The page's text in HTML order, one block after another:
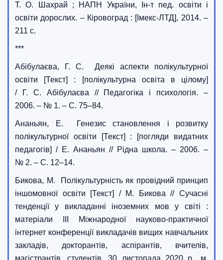
Т. О. Шахрай ; НАПН України, Ін-т пед. освіти і
освіти дорослих. – Кіровоград : [Імекс-ЛТД], 2014. –
211 с.
***
Абібулаєва, Г. С. Деякі аспекти полікультурної
освіти [Текст] : [полікультурна освіта в цілому]
/ Г. С. Абібулаєва // Педагогіка і психологія. –
2006. – № 1. – С. 75–84.
Ананьян, Е. Генезис становлення і розвитку
полікультурної освіти [Текст] : [погляди видатних
педагогів] / Е. Ананьян // Рідна школа. – 2006. –
№ 2. – С. 12–14.
Бикова, М. Полікультурність як провідний принцип
іншомовної освіти [Текст] / М. Бикова // Сучасні
тенденції у викладанні іноземних мов у світі :
матеріали III Міжнародної науково-практичної
інтернет конференції викладачів вищих навчальних
закладів, докторантів, аспірантів, вчителів,